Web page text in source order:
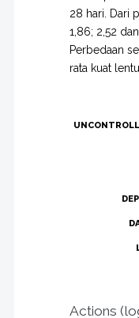
28 hari. Dari
1,86; 2,52
Perbedaan
rata kuat
Actions